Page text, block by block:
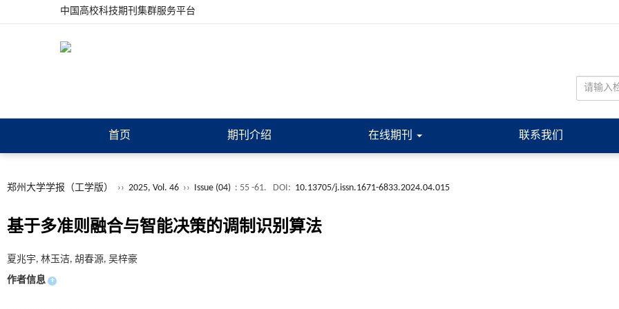
中国高校科技期刊集群服务平台
首页 期刊介绍 在线期刊 联系我们
郑州大学学报（工学版） ›› 2025, Vol. 46 ›› Issue (04) : 55 -61. DOI: 10.13705/j.issn.1671-6833.2024.04.015
基于多准则融合与智能决策的调制识别算法
夏兆宇, 林玉洁, 胡春源, 吴梓豪
作者信息 +